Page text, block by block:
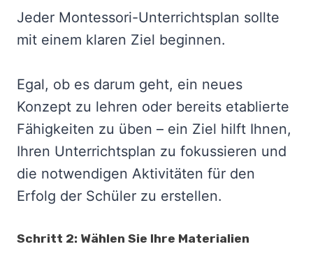
Jeder Montessori-Unterrichtsplan sollte
mit einem klaren Ziel beginnen.
Egal, ob es darum geht, ein neues
Konzept zu lehren oder bereits etablierte
Fähigkeiten zu üben – ein Ziel hilft Ihnen,
Ihren Unterrichtsplan zu fokussieren und
die notwendigen Aktivitäten für den
Erfolg der Schüler zu erstellen.
Schritt 2: Wählen Sie Ihre Materialien